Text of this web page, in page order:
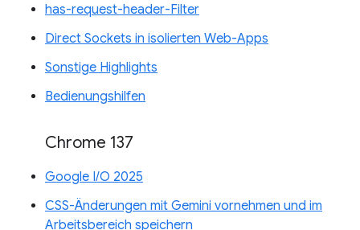
has-request-header-Filter
Direct Sockets in isolierten Web-Apps
Sonstige Highlights
Bedienungshilfen
Chrome 137
Google I/O 2025
CSS-Änderungen mit Gemini vornehmen und im
Arbeitsbereich speichern